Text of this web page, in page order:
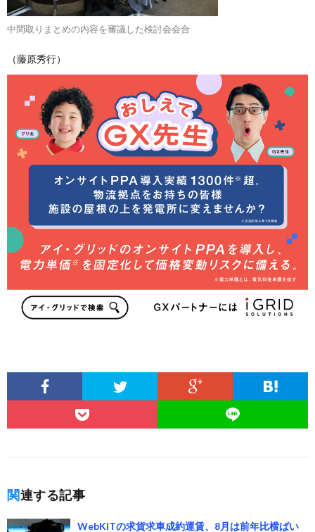
中間取りまとめの内容を審議した検討会会合
（藤原秀行）
関連する記事
WebKITの求貨求車成約運賃、8月は前年比横ばい